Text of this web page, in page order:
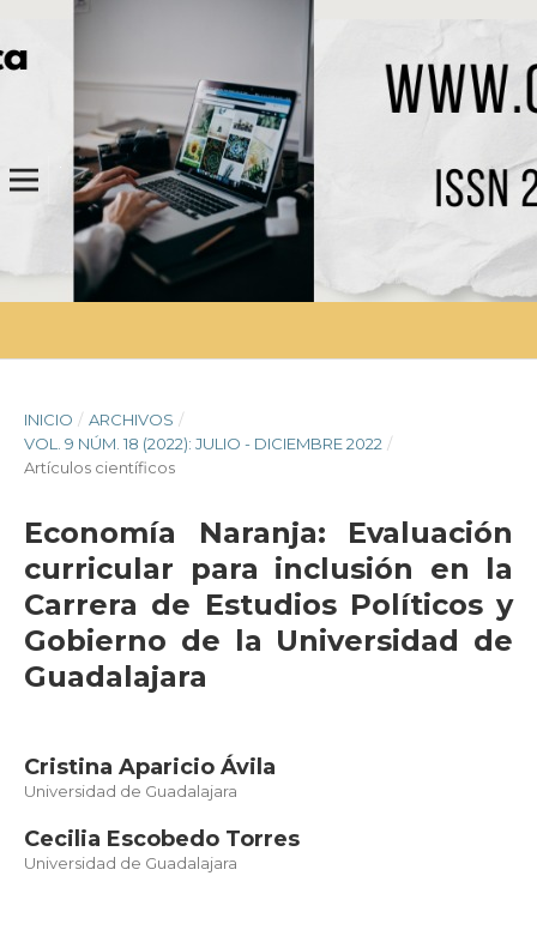
INICIO / ARCHIVOS /
VOL. 9 NÚM. 18 (2022): JULIO - DICIEMBRE 2022 /
Artículos científicos
Economía Naranja: Evaluación
curricular para inclusión en la
Carrera de Estudios Políticos y
Gobierno de la Universidad de
Guadalajara
Cristina Aparicio Ávila
Universidad de Guadalajara
Cecilia Escobedo Torres
Universidad de Guadalajara